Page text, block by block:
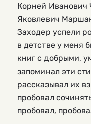
Корней Иванович
Яковлевич
Заходер успели
в детстве у меня
книг с добрыми,
запоминал эти
рассказывал их
пробовал
пробовал,